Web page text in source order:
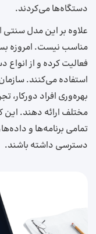
دستگاه‌ها می‌کردند.
علاوه بر این مدل سنتی
مناسب نیست. امروزه
فعالیت کرده و از
استفاده می‌کنند.
بهره‌وری افراد دورکار،
مختلف ارائه دهند. این
تمامی برنامه‌ها و
دسترسی داشته باشند.